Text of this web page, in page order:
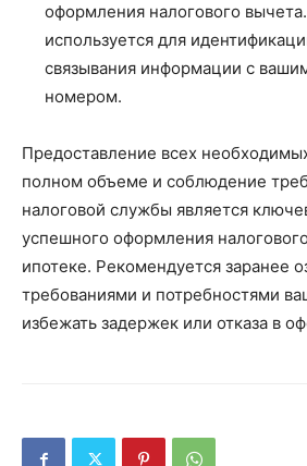
оформления налогового
используется для
связывания информации с
номером.
Предоставление всех
полном объеме и соблюдение
налоговой службы является
успешного оформления
ипотеке. Рекомендуется заранее
требованиями и потребностями
избежать задержек или отказа в